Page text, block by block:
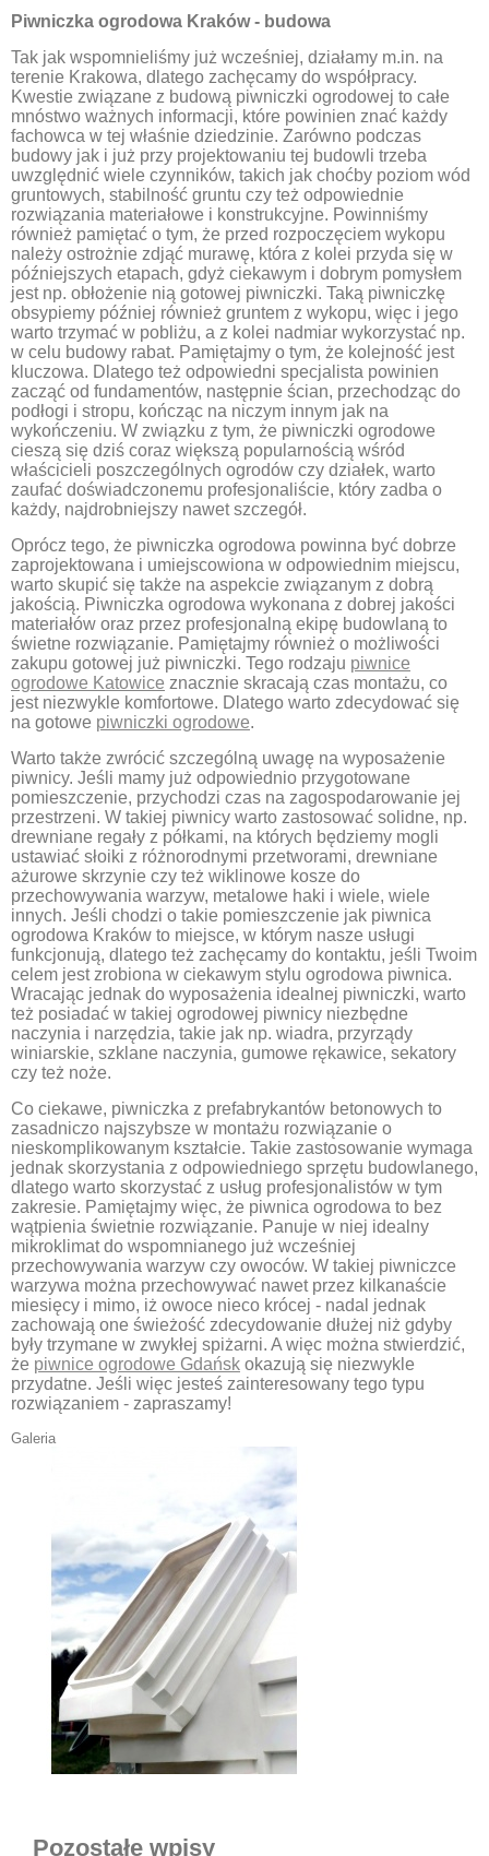
Piwniczka ogrodowa Kraków - budowa
Tak jak wspomnieliśmy już wcześniej, działamy m.in. na
terenie Krakowa, dlatego zachęcamy do współpracy.
Kwestie związane z budową piwniczki ogrodowej to całe
mnóstwo ważnych informacji, które powinien znać każdy
fachowca w tej właśnie dziedzinie. Zarówno podczas
budowy jak i już przy projektowaniu tej budowli trzeba
uwzględnić wiele czynników, takich jak choćby poziom wód
gruntowych, stabilność gruntu czy też odpowiednie
rozwiązania materiałowe i konstrukcyjne. Powinniśmy
również pamiętać o tym, że przed rozpoczęciem wykopu
należy ostrożnie zdjąć murawę, która z kolei przyda się w
późniejszych etapach, gdyż ciekawym i dobrym pomysłem
jest np. obłożenie nią gotowej piwniczki. Taką piwniczkę
obsypiemy później również gruntem z wykopu, więc i jego
warto trzymać w pobliżu, a z kolei nadmiar wykorzystać np.
w celu budowy rabat. Pamiętajmy o tym, że kolejność jest
kluczowa. Dlatego też odpowiedni specjalista powinien
zacząć od fundamentów, następnie ścian, przechodząc do
podłogi i stropu, kończąc na niczym innym jak na
wykończeniu. W związku z tym, że piwniczki ogrodowe
cieszą się dziś coraz większą popularnością wśród
właścicieli poszczególnych ogrodów czy działek, warto
zaufać doświadczonemu profesjonaliście, który zadba o
każdy, najdrobniejszy nawet szczegół.
Oprócz tego, że piwniczka ogrodowa powinna być dobrze
zaprojektowana i umiejscowiona w odpowiednim miejscu,
warto skupić się także na aspekcie związanym z dobrą
jakością. Piwniczka ogrodowa wykonana z dobrej jakości
materiałów oraz przez profesjonalną ekipę budowlaną to
świetne rozwiązanie. Pamiętajmy również o możliwości
zakupu gotowej już piwniczki. Tego rodzaju piwnice
ogrodowe Katowice znacznie skracają czas montażu, co
jest niezwykle komfortowe. Dlatego warto zdecydować się
na gotowe piwniczki ogrodowe.
Warto także zwrócić szczególną uwagę na wyposażenie
piwnicy. Jeśli mamy już odpowiednio przygotowane
pomieszczenie, przychodzi czas na zagospodarowanie jej
przestrzeni. W takiej piwnicy warto zastosować solidne, np.
drewniane regały z półkami, na których będziemy mogli
ustawiać słoiki z różnorodnymi przetworami, drewniane
ażurowe skrzynie czy też wiklinowe kosze do
przechowywania warzyw, metalowe haki i wiele, wiele
innych. Jeśli chodzi o takie pomieszczenie jak piwnica
ogrodowa Kraków to miejsce, w którym nasze usługi
funkcjonują, dlatego też zachęcamy do kontaktu, jeśli Twoim
celem jest zrobiona w ciekawym stylu ogrodowa piwnica.
Wracając jednak do wyposażenia idealnej piwniczki, warto
też posiadać w takiej ogrodowej piwnicy niezbędne
naczynia i narzędzia, takie jak np. wiadra, przyrządy
winiarskie, szklane naczynia, gumowe rękawice, sekatory
czy też noże.
Co ciekawe, piwniczka z prefabrykantów betonowych to
zasadniczo najszybsze w montażu rozwiązanie o
nieskomplikowanym kształcie. Takie zastosowanie wymaga
jednak skorzystania z odpowiedniego sprzętu budowlanego,
dlatego warto skorzystać z usług profesjonalistów w tym
zakresie. Pamiętajmy więc, że piwnica ogrodowa to bez
wątpienia świetnie rozwiązanie. Panuje w niej idealny
mikroklimat do wspomnianego już wcześniej
przechowywania warzyw czy owoców. W takiej piwniczce
warzywa można przechowywać nawet przez kilkanaście
miesięcy i mimo, iż owoce nieco krócej - nadal jednak
zachowają one świeżość zdecydowanie dłużej niż gdyby
były trzymane w zwykłej spiżarni. A więc można stwierdzić,
że piwnice ogrodowe Gdańsk okazują się niezwykle
przydatne. Jeśli więc jesteś zainteresowany tego typu
rozwiązaniem - zapraszamy!
Galeria
Pozostałe wpisy